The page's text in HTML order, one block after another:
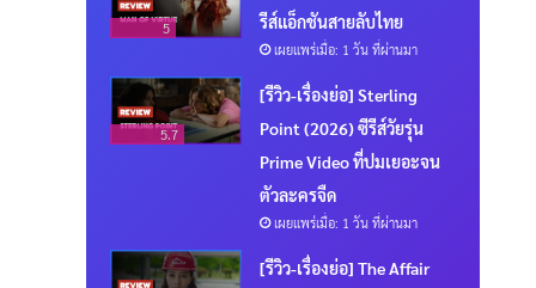
5
รีส์แอ็กชันสายลับไทย
เผยแพร่เมื่อ: 1 วัน ที่ผ่านมา
5.7
[รีวิว-เรื่องย่อ] Sterling
Point (2026) ซีรีส์วัยรุ่น
Prime Video ที่ปมเยอะจน
ตัวละครจืด
เผยแพร่เมื่อ: 1 วัน ที่ผ่านมา
[รีวิว-เรื่องย่อ] The Affair